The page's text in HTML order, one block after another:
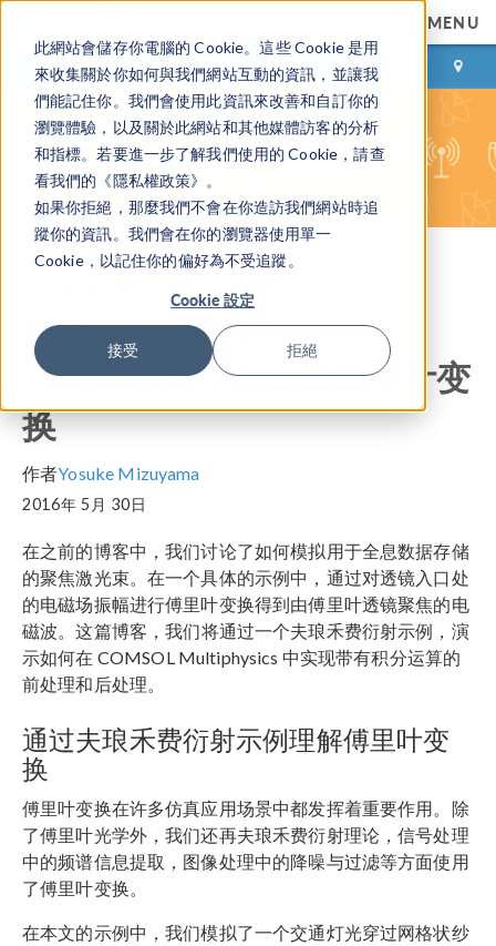
此網站會儲存你電腦的 Cookie。這些 Cookie 是用
來收集關於你如何與我們網站互動的資訊，並讓我
們能記住你。我們會使用此資訊來改善和自訂你的
瀏覽體驗，以及關於此網站和其他媒體訪客的分析
和指標。若要進一步了解我們使用的 Cookie，請查
看我們的《隱私權政策》。
如果你拒絕，那麼我們不會在你造訪我們網站時追
蹤你的資訊。我們會在你的瀏覽器使用單一
Cookie，以記住你的偏好為不受追蹤。
Cookie 設定
接受 拒絕
MENU
登录 咨询与购买
如何在 COMSOL
Multiphysics 中实现傅里叶变
换
作者Yosuke Mizuyama
2016年 5月 30日
在之前的博客中，我们讨论了如何模拟用于全息数据存储
的聚焦激光束。在一个具体的示例中，通过对透镜入口处
的电磁场振幅进行傅里叶变换得到由傅里叶透镜聚焦的电
磁波。这篇博客，我们将通过一个夫琅禾费衍射示例，演
示如何在 COMSOL Multiphysics 中实现带有积分运算的
前处理和后处理。
通过夫琅禾费衍射示例理解傅里叶变
换
傅里叶变换在许多仿真应用场景中都发挥着重要作用。除
了傅里叶光学外，我们还再夫琅禾费衍射理论，信号处理
中的频谱信息提取，图像处理中的降噪与过滤等方面使用
了傅里叶变换。
在本文的示例中，我们模拟了一个交通灯光穿过网格状纱